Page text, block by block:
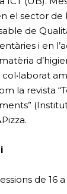
el sector de
de
i en
la revista
de 16